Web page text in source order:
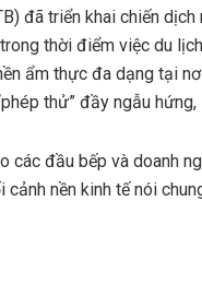
đã triển khai chiến
thời điểm việc du
ẩm thực đa dạng tại
thử” đầy ngẫu hứng,
các đầu bếp và doanh
nền kinh tế nói